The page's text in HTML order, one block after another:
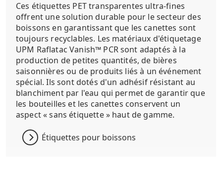
Ces étiquettes PET transparentes ultra-fines
offrent une solution durable pour le secteur des
boissons en garantissant que les canettes sont
toujours recyclables. Les matériaux d'étiquetage
UPM Raflatac Vanish™ PCR sont adaptés à la
production de petites quantités, de bières
saisonnières ou de produits liés à un événement
spécial. Ils sont dotés d'un adhésif résistant au
blanchiment par l'eau qui permet de garantir que
les bouteilles et les canettes conservent un
aspect « sans étiquette » haut de gamme.
Étiquettes pour boissons